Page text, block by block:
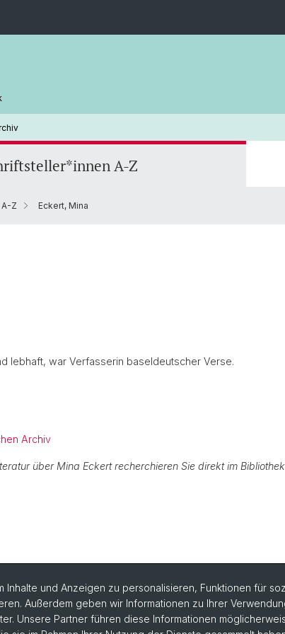
A-Z
Z Eckert, Mina
lebhaft, war Verfasserin baseldeutscher Verse.
Archiv
über Mina Eckert recherchieren Sie direkt im
Inhalte und Anzeigen zu personalisieren, Funktionen für
Außerdem geben wir Informationen zu Ihrer
Unsere Partner führen diese Informationen